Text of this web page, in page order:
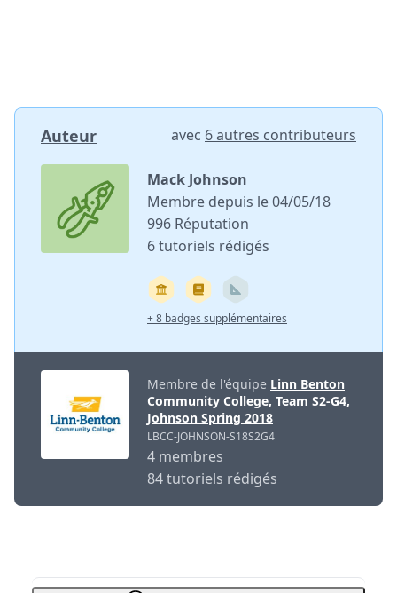
Auteur avec 6 autres contributeurs
Mack Johnson
Membre depuis le 04/05/18
996 Réputation
6 tutoriels rédigés
+ 8 badges supplémentaires
Membre de l'équipe Linn Benton
Community College, Team S2-G4,
Johnson Spring 2018
LBCC-JOHNSON-S18S2G4
4 membres
84 tutoriels rédigés